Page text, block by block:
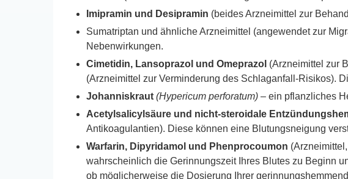
Imipramin und Desipramin (beides Arzneimittel zur
Sumatriptan und ähnliche Arzneimittel (angewendet zur
Nebenwirkungen.
Cimetidin, Lansoprazol und Omeprazol (Arzneimittel zur
(Arzneimittel zur Verminderung des Schlaganfall-Risikos).
Johanniskraut (Hypericum perforatum) – ein pflanzliches
Acetylsalicylsäure und nicht-steroidale
Antikoagulantien). Diese können eine Blutungsneigung
Warfarin, Dipyridamol und Phenprocoumon
wahrscheinlich die Gerinnungszeit Ihres Blutes zu Beginn
ob möglicherweise die Dosierung Ihrer